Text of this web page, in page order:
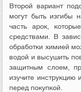
Второй вариант
могут быть изгибы
часть арок,
средствами. В
обработки химией
водой и высушить
защитным слоем,
изучите
перед покупкой.